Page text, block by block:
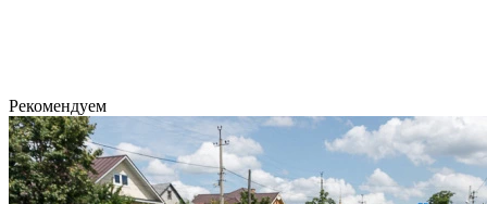
Рекомендуем